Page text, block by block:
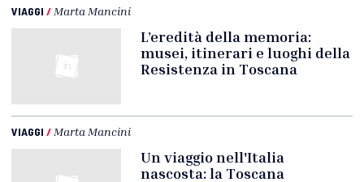
VIAGGI / Marta Mancini
L’eredità della memoria:
musei, itinerari e luoghi della
Resistenza in Toscana
VIAGGI / Marta Mancini
Un viaggio nell'Italia
nascosta: la Toscana